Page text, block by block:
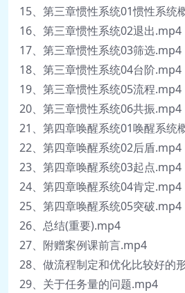
15、第三章惯性系统01惯性系统
16、第三章惯性系统02退出.mp4
17、第三章惯性系统03筛选.mp4
18、第三章惯性系统04台阶.mp4
19、第三章惯性系统05流程.mp4
20、第三章惯性系统06共振.mp4
21、第四章唤醒系统01唤醒系统
22、第四章唤醒系统02后盾.mp4
23、第四章唤醒系统03起点.mp4
24、第四章唤醒系统04肯定.mp4
25、第四章唤醒系统05突破.mp4
26、总结(重要).mp4
27、附赠案例课前言.mp4
28、做流程制定和优化比较好的
29、关于任务量的问题.mp4